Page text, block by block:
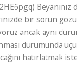
Beyanınız
bir sorun
ancak aynı
durumunda
hatırlatmak